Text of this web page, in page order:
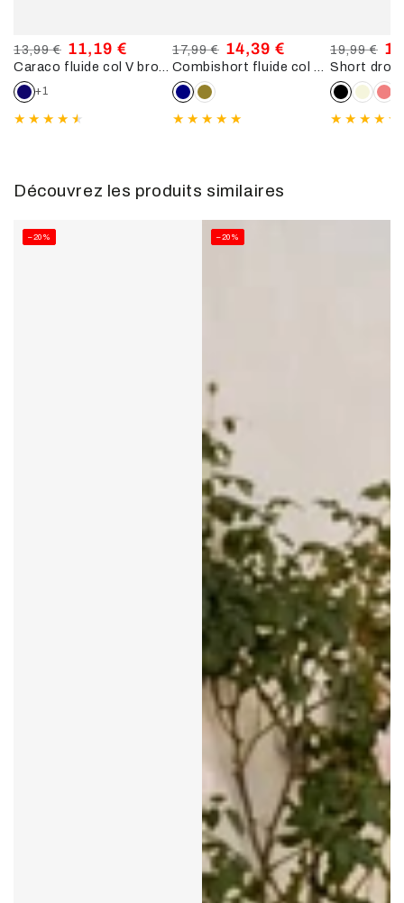
Prix
normal
13,99 €
Prix
11,19 €
+1
Prix
normal
17,99 €
Prix
14,39 €
Prix
normal
19,99 €
de
Découvrez les produits similaires
–20% –20%